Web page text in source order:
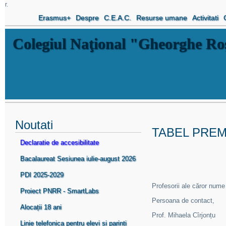
Erasmus+ Despre C.E.A.C. Resurse umane Activitati
r.
Colegiul Naţional "Gheorghe
Noutati
Declaratie de accesibilitate
Bacalaureat Sesiunea iulie-august 2026
PDI 2025-2029
Proiect PNRR - SmartLabs
Alocații 18 ani
Linie telefonica pentru elevi si parinti
TABEL
Profesorii ale căror
Persoana de contact,
Prof. Mihaela Cîrjonțu